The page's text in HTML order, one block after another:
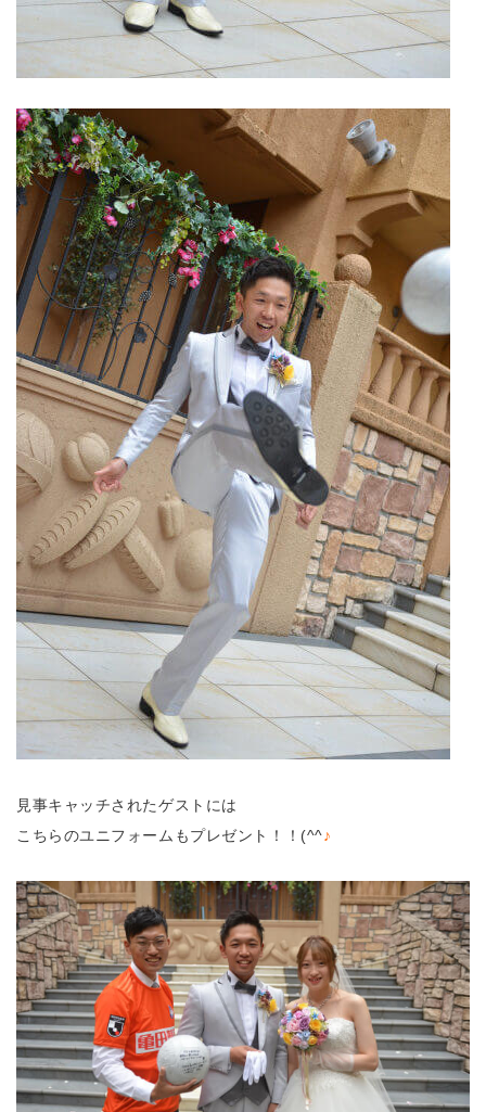
見事キャッチされたゲストには
こちらのユニフォームもプレゼント！！(^^♪